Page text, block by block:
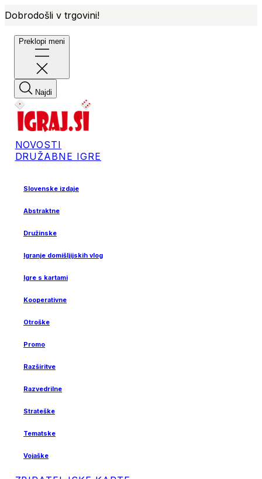
Dobrodošli v trgovini!
Preklopi meni
Najdi
NOVOSTI
DRUŽABNE IGRE
Slovenske izdaje
Abstraktne
Družinske
Igranje domišljijskih vlog
Igre s kartami
Kooperativne
Otroške
Promo
Razširitve
Razvedrilne
Strateške
Tematske
Vojaške